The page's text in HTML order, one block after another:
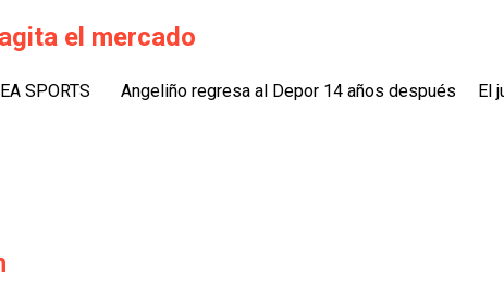
el mercado
SPORTS Angeliño regresa al Depor 14 años después El